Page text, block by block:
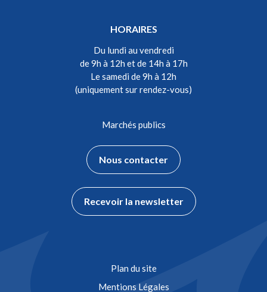
HORAIRES
Du lundi au vendredi
de 9h à 12h et de 14h à 17h
Le samedi de 9h à 12h
(uniquement sur rendez-vous)
Marchés publics
Nous contacter
Recevoir la newsletter
Plan du site
Mentions Légales